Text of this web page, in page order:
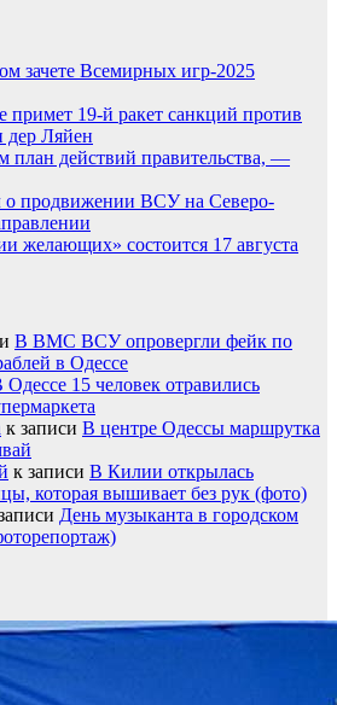
зачете Всемирных игр-2025
примет 19-й ракет санкций против
Ляйен
план действий правительства, —
о продвижении ВСУ на Северо-
желающих» состоится 17 августа
В ВМС ВСУ опровергли фейк по
в Одессе
Одессе 15 человек отравились
к записи В центре Одессы маршрутка
к записи В Килии открылась
которая вышивает без рук (фото)
День музыканта в городском